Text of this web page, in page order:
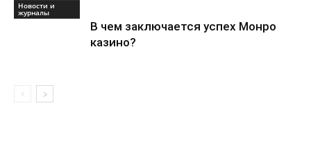
Новости и
журналы
В чем заключается успех Монро
казино?